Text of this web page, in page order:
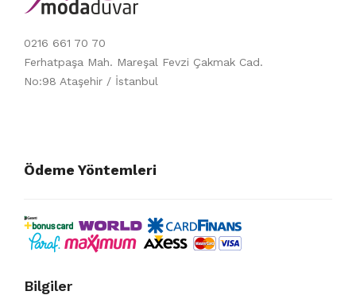
0216 661 70 70
Ferhatpaşa Mah. Mareşal Fevzi Çakmak Cad.
No:98 Ataşehir / İstanbul
Ödeme Yöntemleri
Bilgiler